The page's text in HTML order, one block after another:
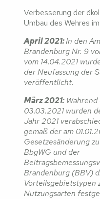
Verbesserung der
Umbau des Wehres
April 2021:In den
Brandenburg Nr. 9
vom 14.04.2021
der Neufassung der
veröffentlicht.
März 2021:
03.03.2021 wurden
Jahr 2021
gemäß der am
Gesetzesänderung
BbgWG und der
Brandenburg (BBV)
Vorteilsgebietstypen
Nutzungsarten